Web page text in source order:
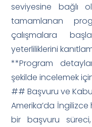
seviyesine bağlı
tamamlanan
çalışmalara
yeterliliklerini
**Program
şekilde incelemek
## Başvuru ve
Amerika’da İngilizce
bir başvuru